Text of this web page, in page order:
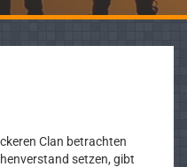
Clan betrachten
setzen, gibt